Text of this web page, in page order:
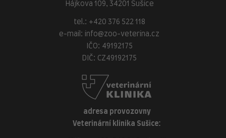
Hájkova 109, 34201 Sušice
tel.: +420 376 522 118
e-mail:
info@zoo-veterina.cz
IČO: 49192175
DIČ: CZ49192175
adresa provozovny
Veterinární klinika Sušice: